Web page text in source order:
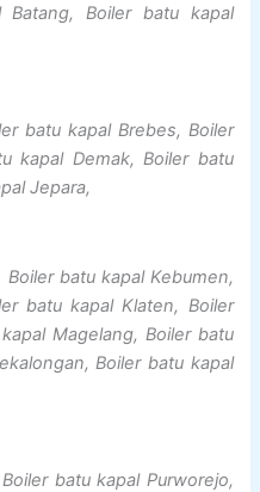
Batang, Boiler batu kapal
batu kapal Brebes, Boiler
kapal Demak, Boiler batu
Jepara,
batu kapal Kebumen,
batu kapal Klaten, Boiler
Magelang, Boiler batu
Boiler batu kapal
batu kapal Purworejo,